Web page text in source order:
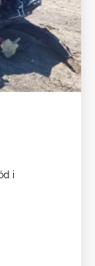
i